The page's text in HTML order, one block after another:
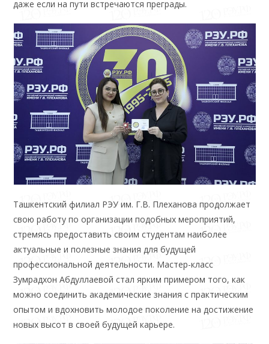
даже если на пути встречаются преграды.
Ташкентский филиал РЭУ им. Г.В. Плеханова продолжает
свою работу по организации подобных мероприятий,
стремясь предоставить своим студентам наиболее
актуальные и полезные знания для будущей
профессиональной деятельности. Мастер-класс
Зумрадхон Абдуллаевой стал ярким примером того, как
можно соединить академические знания с практическим
опытом и вдохновить молодое поколение на достижение
новых высот в своей будущей карьере.